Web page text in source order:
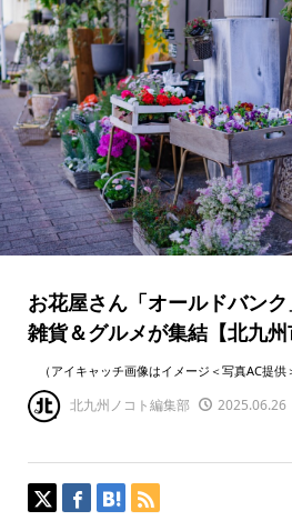
お花屋さん「オールドバン
雑貨＆グルメが集結【北九州
（アイキャッチ画像はイメージ＜写真AC提供
北九州ノコト編集部 2025.06.26